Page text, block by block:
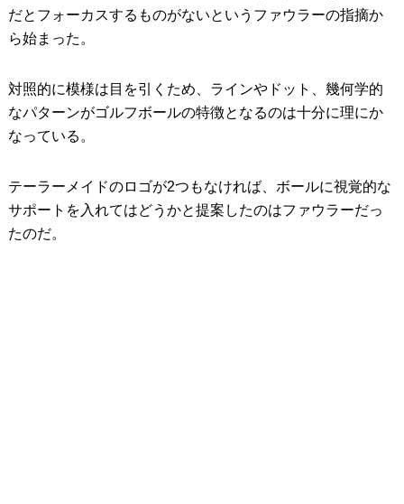
だとフォーカスするものがないというファウラーの指摘か
ら始まった。
対照的に模様は目を引くため、ラインやドット、幾何学的
なパターンがゴルフボールの特徴となるのは十分に理にか
なっている。
テーラーメイドのロゴが2つもなければ、ボールに視覚的な
サポートを入れてはどうかと提案したのはファウラーだっ
たのだ。